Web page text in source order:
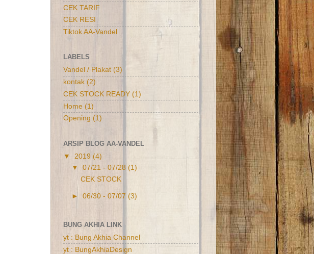
CEK TARIF
CEK RESI
Tiktok AA-Vandel
LABELS
Vandel / Plakat (3)
kontak (2)
CEK STOCK READY (1)
Home (1)
Opening (1)
ARSIP BLOG AA-VANDEL
▼ 2019 (4)
▼07/21 - 07/28(1)
CEK STOCK
►06/30 - 07/07(3)
BUNG AKHIA LINK
yt : Bung Akhia Channel
yt : BungAkhiaDesign